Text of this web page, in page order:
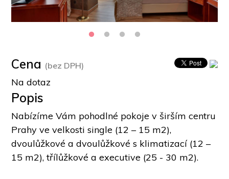
Cena (bez DPH)
Na dotaz
Popis
Nabízíme Vám pohodlné pokoje v širším centru
Prahy ve velkosti single (12 – 15 m2),
dvoulůžkové a dvoulůžkové s klimatizací (12 –
15 m2), třílůžkové a executive (25 - 30 m2).